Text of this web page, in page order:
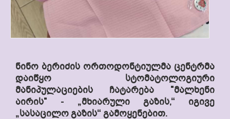
ნინო ბერიძის ორთოდონტიულმა ცენტრმა
დაიწყო სტომატოლოგიური
მანიპულაციების ჩატარება "მალხენი
აირის" - „მხიარული გაზის,“ იგივე
„სასაცილო გაზის“ გამოყენებით.